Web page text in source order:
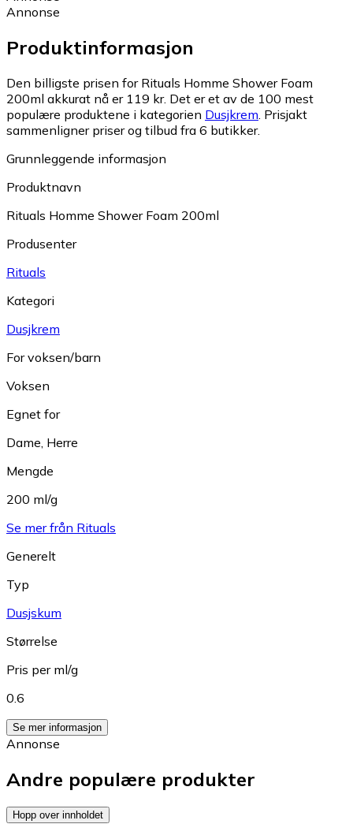
Annonse
Produktinformasjon
Den billigste prisen for Rituals Homme Shower Foam
200ml akkurat nå er 119 kr. Det er et av de 100 mest
populære produktene i kategorien Dusjkrem Prisjakt
sammenligner priser og tilbud fra 6 butikker.
Grunnleggende informasjon
Produktnavn
Rituals Homme Shower Foam 200ml
Produsenter
Rituals
Kategori
Dusjkrem
For voksen/barn
Voksen
Egnet for
Dame Herre
Mengde
200 ml/g
Se mer från Rituals
Generelt
Typ
Dusjskum
Størrelse
Pris per ml/g
0.6
Se mer informasjon
Annonse
Andre populære produkter
Hopp over innholdet